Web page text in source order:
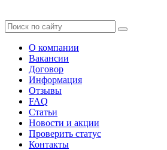
О компании
Вакансии
Договор
Информация
Отзывы
FAQ
Статьи
Новости и акции
Проверить статус
Контакты